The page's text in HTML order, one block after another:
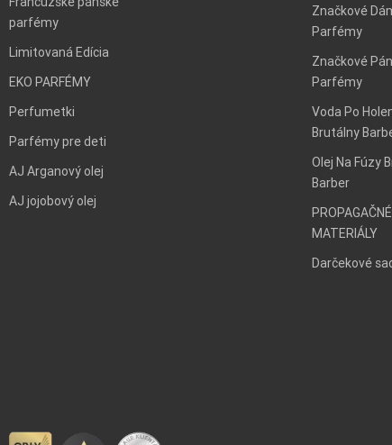
parfémy
Limitovaná Edícia
EKO PARFÉMY
Perfumetki
Parfémy pre deti
AJ Arganový olej
AJ jojobový olej
Značkové
Parfémy
Značkové
Parfémy
Voda Po
Brutálny
Olej Na Fúzy
Barber
PROPAGAČNÉ
MATERIÁLY
Darčekové